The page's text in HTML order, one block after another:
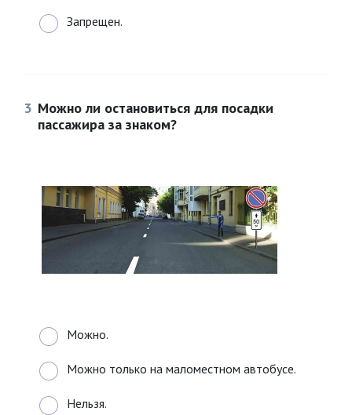
Запрещен.
3 Можно ли остановиться для посадки
пассажира за знаком?
Можно.
Можно только на маломестном автобусе.
Нельзя.